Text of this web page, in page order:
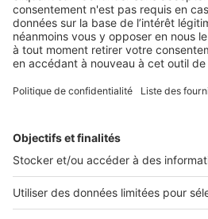
72 % des Français considèrent
placement. Comment bien cerner les